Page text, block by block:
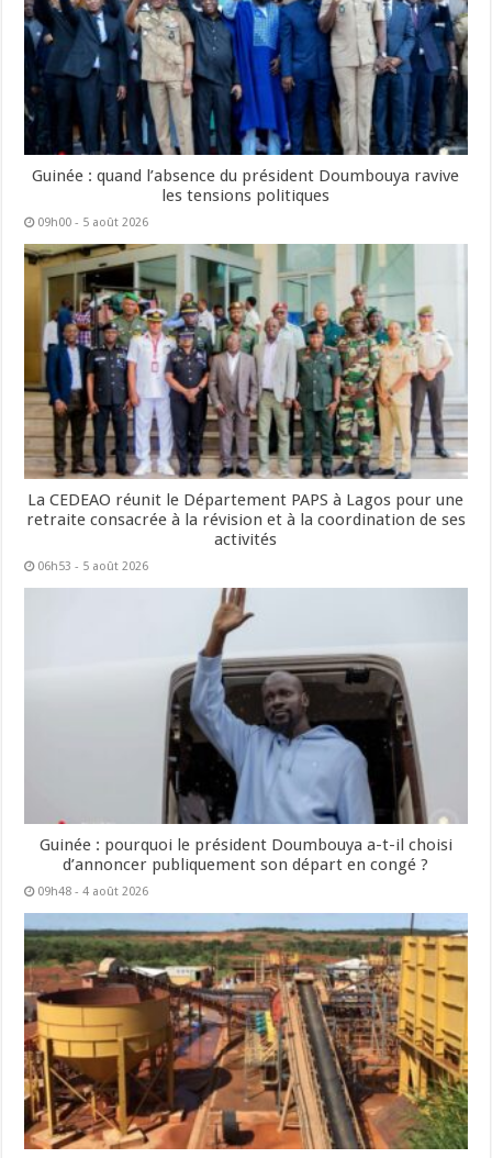
Guinée : quand l’absence du président Doumbouya ravive
les tensions politiques
09h00 - 5 août 2026
La CEDEAO réunit le Département PAPS à Lagos pour une
retraite consacrée à la révision et à la coordination de ses
activités
06h53 - 5 août 2026
Guinée : pourquoi le président Doumbouya a-t-il choisi
d’annoncer publiquement son départ en congé ?
09h48 - 4 août 2026